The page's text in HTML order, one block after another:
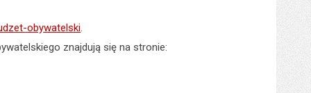
obywatelski.
znajdują się na stronie: